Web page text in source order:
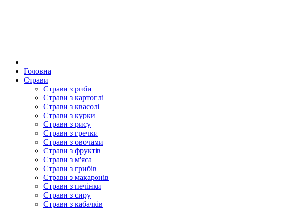
Головна
Страви
Страви з риби
Страви з картоплі
Страви з квасолі
Страви з курки
Страви з рису
Страви з гречки
Страви з овочами
Страви з фруктів
Страви з м'яса
Страви з грибів
Страви з макаронів
Страви з печінки
Страви з сиру
Страви з кабачків